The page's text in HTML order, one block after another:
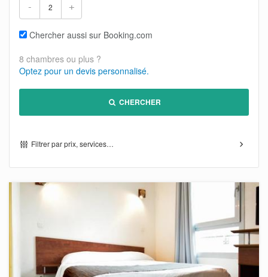
- +
Chercher aussi sur Booking.com
8 chambres ou plus ?
Optez pour un devis personnalisé.
CHERCHER
Filtrer par prix, services…